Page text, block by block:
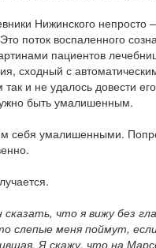
Нижинского непросто
поток воспаленного
пациентов
сходный с
и не удалось довести
быть умалишенным.
себя умалишенными.
сказать, что я вижу без
слепые меня поймут,
Я скажу, что на